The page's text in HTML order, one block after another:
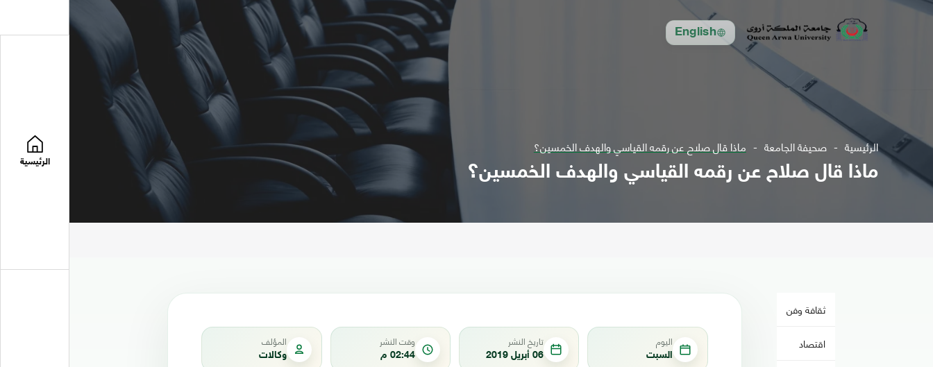
English
الرئيسية
الرئيسية صحيفة الجامعة ماذا قال صلاح عن رقمه القياسي والهدف الخمسين؟
ماذا قال صلاح عن رقمه القياسي والهدف الخمسين؟
ثقافة وفن
اقتصاد
اليوم
السبت
تاريخ النشر
06 أبريل 2019
وقت النشر
02:44 م
المؤلف
وكالات